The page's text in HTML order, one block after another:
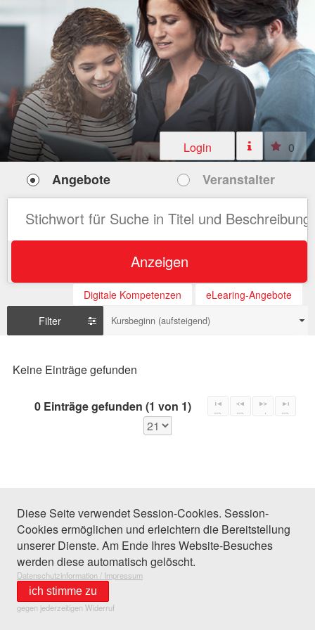
Login 0
Angebote Veranstalter
Anzeigen
Digitale Kompetenzen
eLearing-Angebote
Filter
Kursbeginn (aufsteigend)
Keine Einträge gefunden
0 Einträge gefunden (1 von 1)
Diese Seite verwendet Session-Cookies. Session-
Cookies ermöglichen und erleichtern die Bereitstellung
unserer Dienste. Am Ende Ihres Website-Besuches
werden diese automatisch gelöscht.
Datenschutzinformation / Impressum
ich stimme zu
gegen jederzeitigen Widerruf